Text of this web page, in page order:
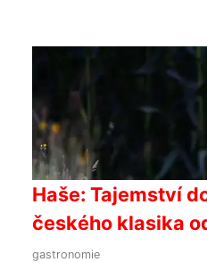
Haše: Tajemství
českého klasika
gastronomie